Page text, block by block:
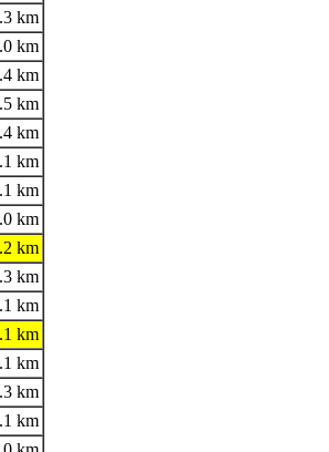
km
km
km
km
km
km
km
km
km
km
km
km
km
km
km